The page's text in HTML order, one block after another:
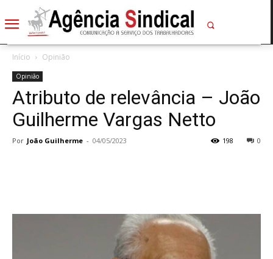
Início Opinião
Opinião
Atributo de relevância – João
Guilherme Vargas Netto
Por João Guilherme - 04/05/2023 0
198